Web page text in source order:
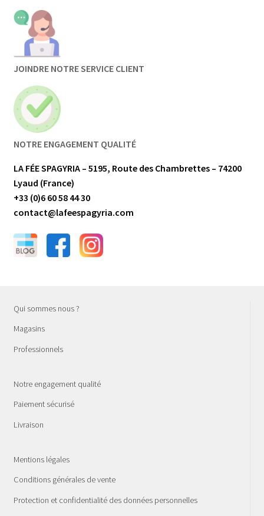
JOINDRE NOTRE SERVICE CLIENT
NOTRE ENGAGEMENT QUALITÉ
LA FÉE SPAGYRIA – 5195, Route des Chambrettes – 74200
Lyaud (France)
+33 (0)6 60 58 44 30
contact@lafeespagyria.com
Qui sommes nous ?
Magasins
Professionnels
Notre engagement qualité
Paiement sécurisé
Livraison
Mentions légales
Conditions générales de vente
Protection et confidentialité des données personnelles